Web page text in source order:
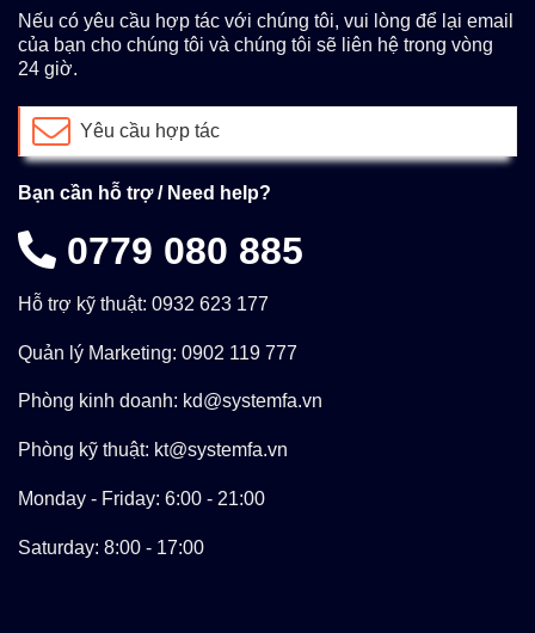
Nếu có yêu cầu hợp tác với chúng tôi, vui lòng để lại email
của bạn cho chúng tôi và chúng tôi sẽ liên hệ trong vòng
24 giờ.
Yêu cầu hợp tác
Bạn cần hỗ trợ / Need help?
0779 080 885
Hỗ trợ kỹ thuật: 0932 623 177
Quản lý Marketing: 0902 119 777
Phòng kinh doanh: kd@systemfa.vn
Phòng kỹ thuật: kt@systemfa.vn
Monday - Friday: 6:00 - 21:00
Saturday: 8:00 - 17:00